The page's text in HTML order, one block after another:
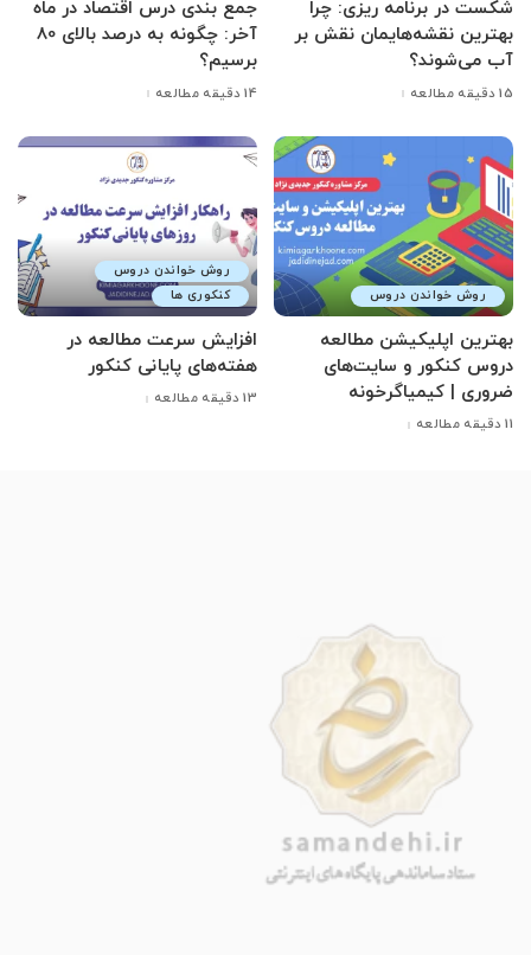
شکست در برنامه ریزی: چرا
بهترین نقشه‌هایمان نقش بر
آب می‌شوند؟
15 دقیقه مطالعه
جمع بندی درس اقتصاد در ماه
آخر: چگونه به درصد بالای 80
برسیم؟
14 دقیقه مطالعه
روش خواندن دروس
بهترین اپلیکیشن مطالعه
دروس کنکور و سایت‌های
ضروری | کیمیاگرخونه
11 دقیقه مطالعه
روش خواندن دروس
کنکوری ها
افزایش سرعت مطالعه در
هفته‌های پایانی کنکور
13 دقیقه مطالعه